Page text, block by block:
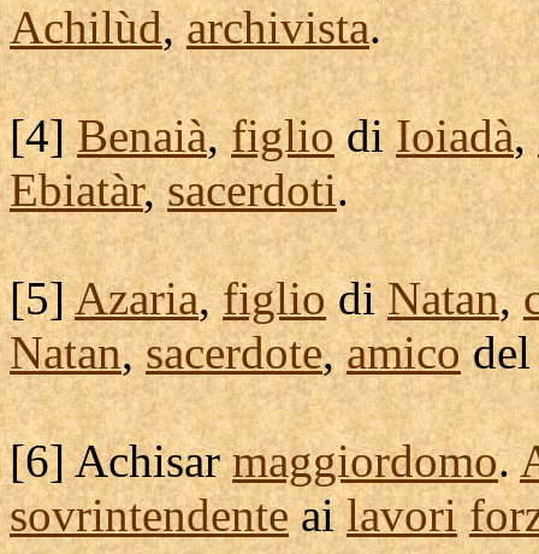
Achilùd,archivista.
[4]Benaià,figliodiIoiadà,
Ebiatàr,sacerdoti.
[5]Azaria,figliodiNatan,
Natan,sacerdote,amico
[6]Achisar maggiordomo.
sovrintendenteailavori